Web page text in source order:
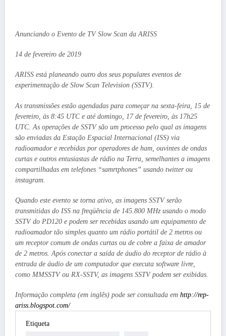
Anunciando o Evento de TV Slow Scan da ARISS
14 de fevereiro de 2019
ARISS está planeando outro dos seus populares eventos de
experimentação de Slow Scan Television (SSTV).
As transmissões estão agendadas para começar na sexta-feira, 15 de
fevereiro, às 8:45 UTC e até domingo, 17 de fevereiro, às 17h25
UTC. As operações de SSTV são um processo pelo qual as imagens
são enviadas da Estação Espacial Internacional (ISS) via
radioamador e recebidas por operadores de ham, ouvintes de ondas
curtas e outros entusiastas de rádio na Terra, semelhantes a imagens
compartilhadas em telefones “samrtphones” usando twitter ou
instagram.
Quando este evento se torna ativo, as imagens SSTV serão
transmitidas do ISS na freqüência de 145.800 MHz usando o modo
SSTV do PD120 e podem ser recebidas usando um equipamento de
radioamador tão simples quanto um rádio portátil de 2 metros ou
um receptor comum de ondas curtas ou de cobre a faixa de amador
de 2 metros. Após conectar a saída de áudio do receptor de rádio à
entrada de áudio de um computador que executa software livre,
como MMSSTV ou RX-SSTV, as imagens SSTV podem ser exibidas.
Informação completa (em inglês) pode ser consultada em http://rep-
ariss.blogspot.com/
Etiqueta